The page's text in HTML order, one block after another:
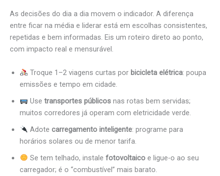
As decisões do dia a dia movem o indicador. A diferença
entre ficar na média e liderar está em escolhas consistentes,
repetidas e bem informadas. Eis um roteiro direto ao ponto,
com impacto real e mensurável.
Troque 1–2 viagens curtas por bicicleta elétrica: poupa
emissões e tempo em cidade.
Use transportes públicosnas rotas bem servidas;
muitos corredores já operam com eletricidade verde.
Adote carregamento inteligente: programe para
horários solares ou de menor tarifa.
Se tem telhado, instale fotovoltaicoe ligue-o ao seu
carregador; é o “combustível” mais barato.